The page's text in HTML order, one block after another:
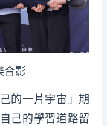
合影
的一片宇宙」期
己的學習道路留